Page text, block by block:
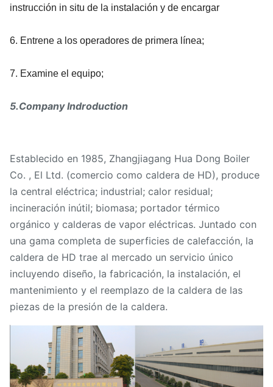
instrucción in situ de la instalación y de encargar
6. Entrene a los operadores de primera línea;
7. Examine el equipo;
5.Company Indroduction
Establecido en 1985, Zhangjiagang Hua Dong Boiler
Co. , El Ltd. (comercio como caldera de HD), produce
la central eléctrica; industrial; calor residual;
incineración inútil; biomasa; portador térmico
orgánico y calderas de vapor eléctricas. Juntado con
una gama completa de superficies de calefacción, la
caldera de HD trae al mercado un servicio único
incluyendo diseño, la fabricación, la instalación, el
mantenimiento y el reemplazo de la caldera de las
piezas de la presión de la caldera.